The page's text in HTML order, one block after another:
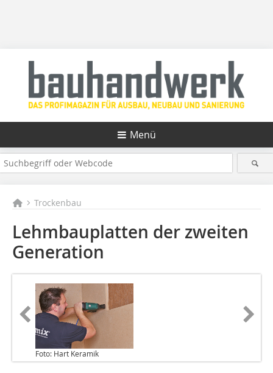
Menü
Trockenbau
Lehmbauplatten der zweiten
Generation
Foto: Hart Keramik